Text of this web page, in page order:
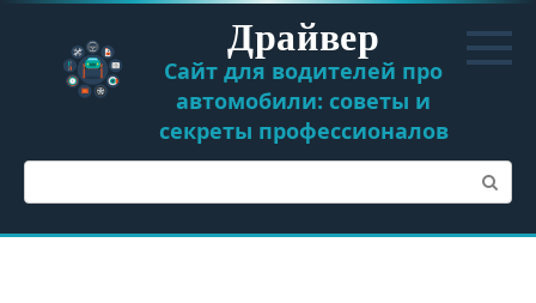
Перейти
контенту
Драйвер
Сайт для водителей про
автомобили: советы и
секреты профессионалов
Поиск: